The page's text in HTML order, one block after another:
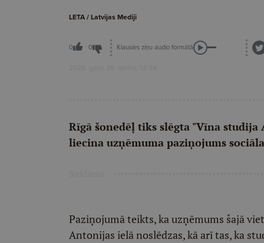
LETA / Latvijas Mediji
0 0 Klausies ziņu audio formātā
2026. gada 29. aprīlis, 12:34
Rīgā šonedēļ tiks slēgta "Vīna studija
liecina uzņēmuma paziņojums
Paziņojumā teikts, ka uzņēmums šajā
Antonijas ielā noslēdzas, kā arī tas, ka